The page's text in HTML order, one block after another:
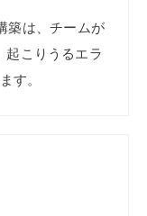
築は、チームが
起こりうるエラ
す。